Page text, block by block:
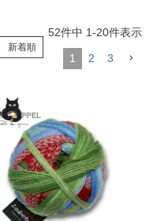
新着順
52件中 1-20件表示
1 2 3